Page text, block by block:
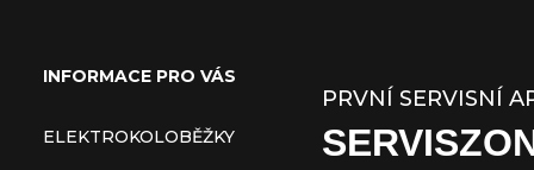
INFORMACE PRO VÁS
ELEKTROKOLOBĚŽKY
PRVNÍ SERVISNÍ